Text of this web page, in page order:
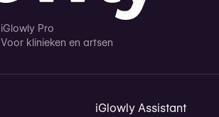
iGlowly Pro
Voor klinieken en artsen
iGlowly Assistant